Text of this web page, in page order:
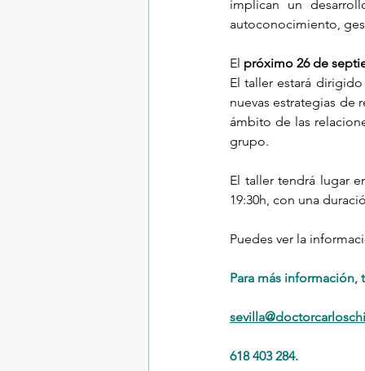
implican un
autoconocimiento,
El próximo 26 de
El taller estará
nuevas estrategias de
ámbito de las
grupo.
El taller tendrá lugar
19:30h, con una
Puedes ver la
Para más información,
618 403 284.